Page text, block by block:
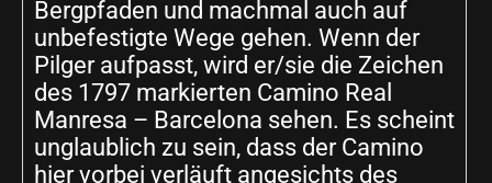
Bergpfaden und machmal auch auf
unbefestigte Wege gehen. Wenn der
Pilger aufpasst, wird er/sie die Zeichen
des 1797 markierten Camino Real
Manresa – Barcelona sehen. Es scheint
unglaublich zu sein, dass der Camino
hier vorbei verläuft angesichts des